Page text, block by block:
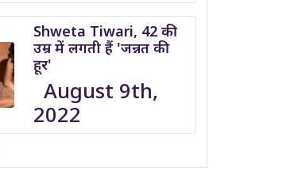
Shweta Tiwari, 42 की
उम्र में लगती हैं 'जन्नत की
हूर'
August 9th,
2022